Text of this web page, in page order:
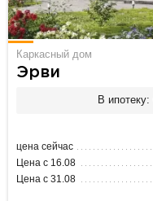
Каркасный дом
Эрви
В ипотеку:
цена сейчас
Цена с 16.08
Цена с 31.08